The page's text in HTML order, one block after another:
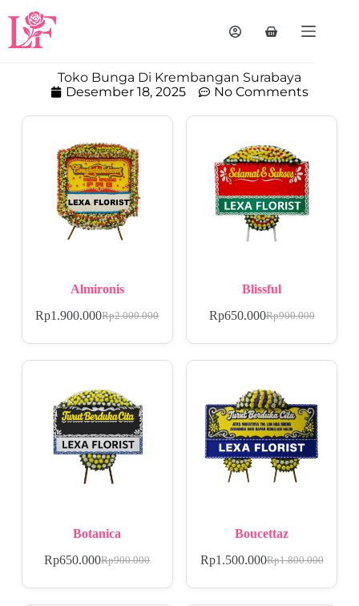
Toko Bunga Di Krembangan Surabaya
Desember 18, 2025
No Comments
Almironis
Rp2.000.000
Rp1.900.000
Blissful
Rp900.000
Rp650.000
Botanica
Rp900.000
Rp650.000
Boucettaz
Rp1.800.000
Rp1.500.000